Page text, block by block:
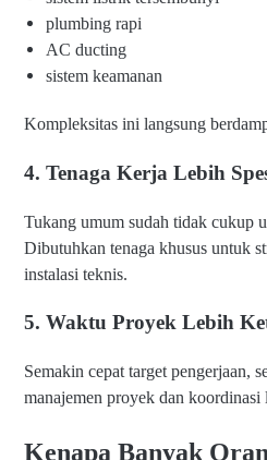
plumbing rapi
AC ducting
sistem keamanan
Kompleksitas ini langsung
4. Tenaga Kerja Lebih
Tukang umum sudah tidak cukup
Dibutuhkan tenaga khusus untuk
instalasi teknis.
5. Waktu Proyek Lebih
Semakin cepat target pengerjaan,
manajemen proyek dan koordinasi
Kenapa Banyak